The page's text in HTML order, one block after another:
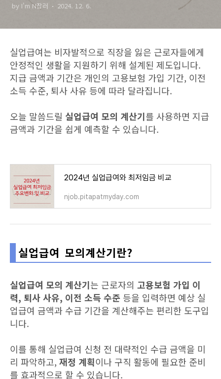
by I'm N잡러 2024. 12. 6.
실업급여는 비자발적으로 직장을 잃은 근로자들에게
안정적인 생활을 지원하기 위해 설계된 제도입니다.
지급 금액과 기간은 개인의 고용보험 가입 기간, 이전
소득 수준, 퇴사 사유 등에 따라 달라집니다.
오늘 말씀드릴 실업급여 모의 계산기를 사용하면 지급
금액과 기간을 쉽게 예측할 수 있습니다.
2024년 실업급여와 최저임금 비교
njob.pitapatmyday.com
실업급여 모의계산기란?
실업급여 모의 계산기는 근로자의 고용보험 가입 이
력, 퇴사 사유, 이전 소득 수준 등을 입력하면 예상 실
업급여 금액과 수급 기간을 계산해주는 편리한 도구입
니다.
이를 통해 실업급여 신청 전 대략적인 수급 금액을 미
리 파악하고, 재정 계획이나 구직 활동에 필요한 준비
를 효과적으로 할 수 있습니다.